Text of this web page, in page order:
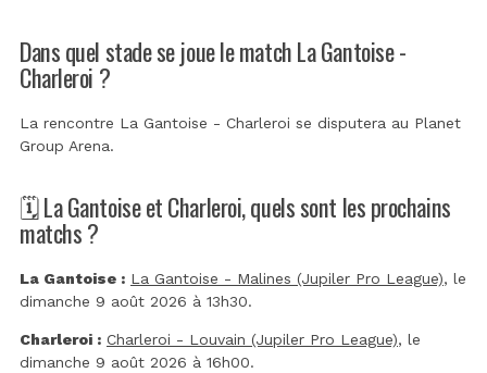
Dans quel stade se joue le match La Gantoise -
Charleroi ?
La rencontre La Gantoise - Charleroi se disputera au Planet
Group Arena.
🗓️ La Gantoise et Charleroi, quels sont les prochains
matchs ?
La Gantoise : La Gantoise - Malines (Jupiler Pro League), le
dimanche 9 août 2026 à 13h30.
Charleroi : Charleroi - Louvain (Jupiler Pro League), le
dimanche 9 août 2026 à 16h00.